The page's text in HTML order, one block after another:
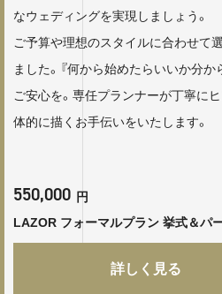
なウェディングを実現しましょう。
ご予算や理想のスタイルに合わせて
ました。『何から始めたらいいか分
ご安心を。専任プランナーが丁寧に
体的に描くお手伝いをいたします。
550,000 円
LAZOR フォーマルプラン 挙式＆パ
詳しく見る